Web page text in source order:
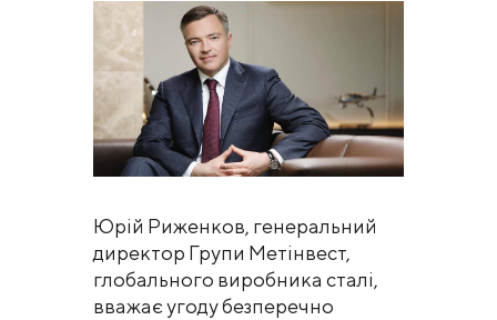
Юрій Риженков, генеральний
директор Групи Метінвест,
глобального виробника сталі,
вважає угоду безперечно